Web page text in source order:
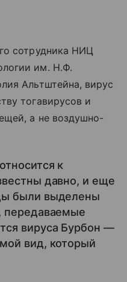
сотрудника НИЦ
им. Н.Ф.
Альтштейна, вирус
тогавирусов и
а не воздушно-
к
давно, и еще
были выделены
передаваемые
вируса Бурбон —
вид, который